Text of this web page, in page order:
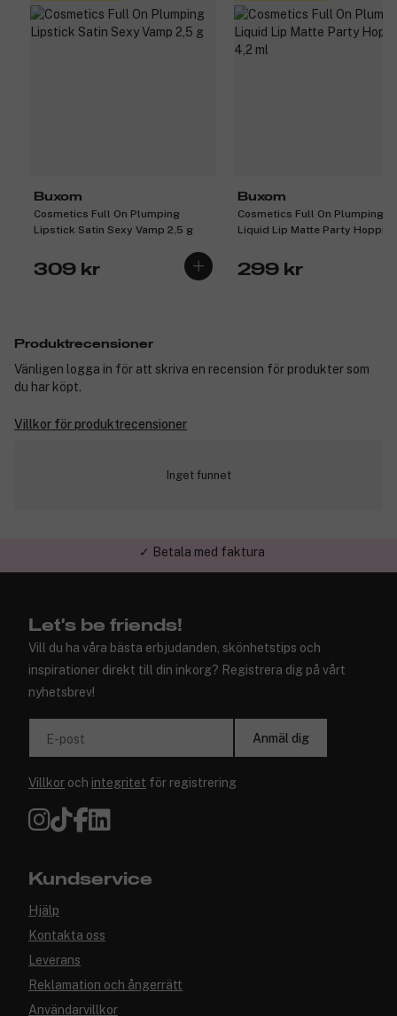
Buxom
Cosmetics Full On Plumping
Lipstick Satin Sexy Vamp 2,5 g
309 kr
Buxom
Cosmetics Full On Plumping
Liquid Lip Matte Party Hopping
299 kr
Produktrecensioner
Vänligen logga in för att skriva en recension för produkter som
du har köpt.
Villkor för produktrecensioner
Inget funnet
✓ Trygg E-handel
Let's be friends!
Vill du ha våra bästa erbjudanden, skönhetstips och
inspirationer direkt till din inkorg? Registrera dig på vårt
nyhetsbrev!
E-post Anmäl dig
Villkor och integritet för registrering
Kundservice
Hjälp
Kontakta oss
Leverans
Reklamation och ångerrätt
Användarvillkor